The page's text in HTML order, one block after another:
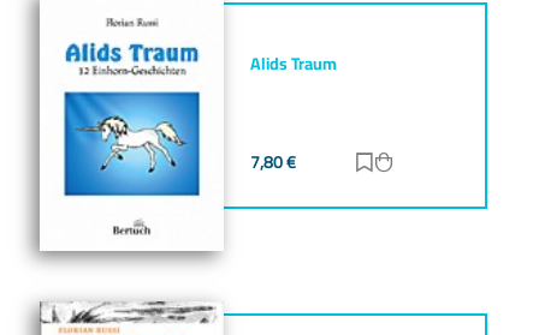
Alids Traum
7,80€ Zur Merkliste